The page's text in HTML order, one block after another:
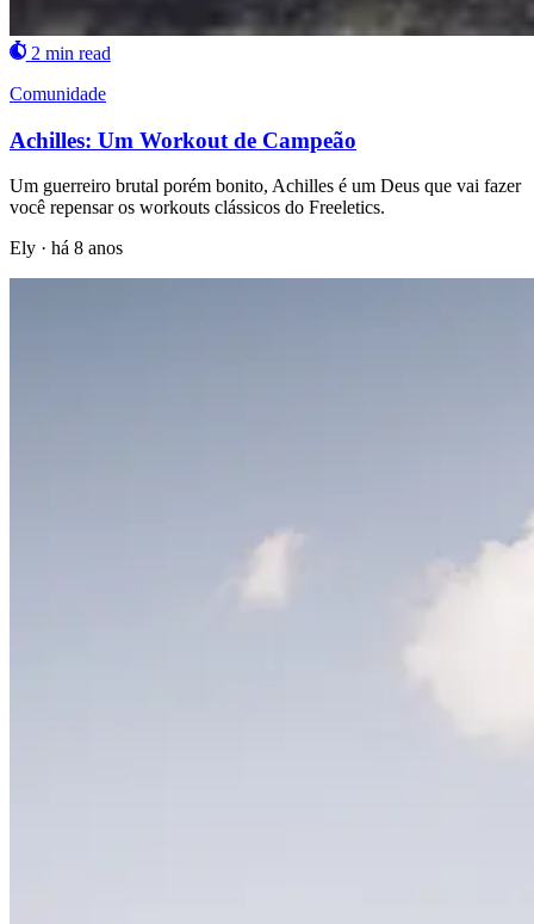
2 min read
Comunidade
Achilles: Um Workout de Campeão
Um guerreiro brutal porém bonito, Achilles é um Deus que vai fazer
você repensar os workouts clássicos do Freeletics.
Ely · há 8 anos